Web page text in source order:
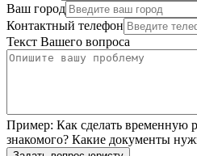
Ваш город
Контактный телефон
Текст Вашего вопроса
Пример: Как сделать временную
знакомого? Какие документы